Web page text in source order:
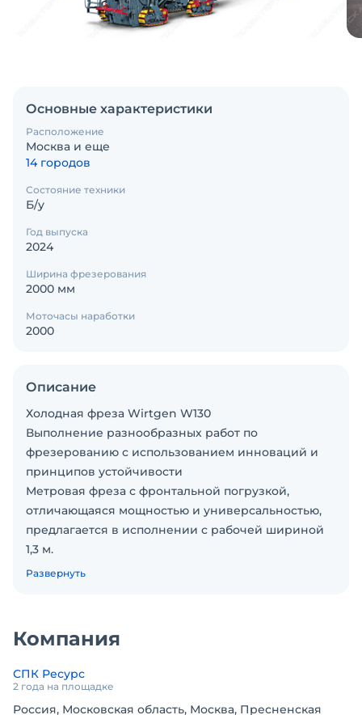
Основные характеристики
Расположение
Москва и еще
14 городов
Состояние техники
Б/у
Год выпуска
2024
Ширина фрезерования
2000 мм
Моточасы наработки
2000
Описание
Холодная фреза Wirtgen W130
Выполнение разнообразных работ по
фрезерованию с использованием инноваций и
принципов устойчивости
Метровая фреза с фронтальной погрузкой,
отличающаяся мощностью и универсальностью,
предлагается в исполнении с рабочей шириной
1,3 м.
Благодаря компактным размерам и
стеснённого пространства, так и на стройке в
Фрезерные барабаны FCS с различной шириной
и линейным расстоянием дополнительно
Развернуть
Компания
СПК Ресурс
2 года на площадке
Россия, Московская область, Москва, Пресненская